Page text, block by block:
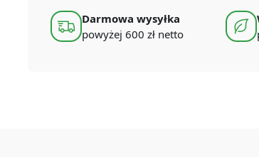
PE
(50
szt.)
Darmowa wysyłka
powyżej 600 zł netto